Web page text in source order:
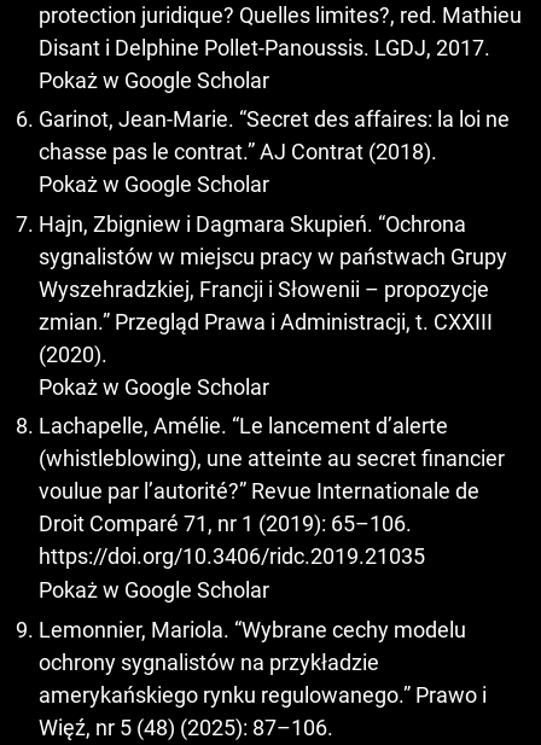
protection juridique? Quelles limites?, red. Mathieu
Disant i Delphine Pollet-Panoussis. LGDJ, 2017.
Pokaż w Google Scholar
Garinot, Jean-Marie. “Secret des affaires: la loi ne
chasse pas le contrat.” AJ Contrat (2018).
Pokaż w Google Scholar
Hajn, Zbigniew i Dagmara Skupień. “Ochrona
sygnalistów w miejscu pracy w państwach Grupy
Wyszehradzkiej, Francji i Słowenii – propozycje
zmian.” Przegląd Prawa i Administracji, t. CXXIII
(2020).
Pokaż w Google Scholar
Lachapelle, Amélie. “Le lancement d’alerte
(whistleblowing), une atteinte au secret financier
voulue par l’autorité?” Revue Internationale de
Droit Comparé 71, nr 1 (2019): 65–106.
https://doi.org/10.3406/ridc.2019.21035
Pokaż w Google Scholar
Lemonnier, Mariola. “Wybrane cechy modelu
ochrony sygnalistów na przykładzie
amerykańskiego rynku regulowanego.” Prawo i
Więź, nr 5 (48) (2025): 87–106.